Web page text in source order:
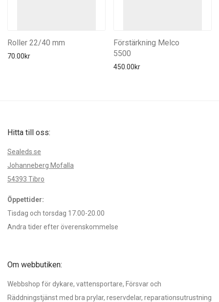
Roller 22/40 mm
70.00kr
Förstärkning Melco
5500
450.00kr
Hitta till oss:
Sealeds.se
Johanneberg Mofalla
54393 Tibro
Öppettider:
Tisdag och torsdag 17.00-20.00
Andra tider efter överenskommelse
Om webbutiken:
Webbshop för dykare, vattensportare, Försvar och
Räddningstjänst med bra prylar, reservdelar, reparationsutrustning